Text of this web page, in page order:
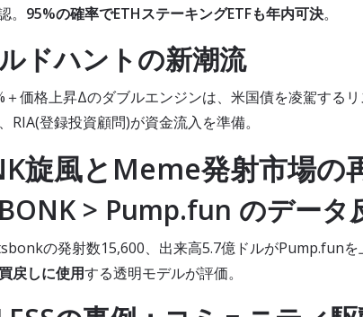
。 95%の確率でETHステーキングETFも年内可決。
ドハントの新潮流
＋価格上昇Δのダブルエンジンは、米国債を凌駕するリ
RIA(登録投資顧問)が資金流入を準備。
旋風とMeme発射市場の
> Pump.fun のデータ
の発射数15,600、出来高5.7億ドルがPump.funを
戻しに使用する透明モデルが評価。